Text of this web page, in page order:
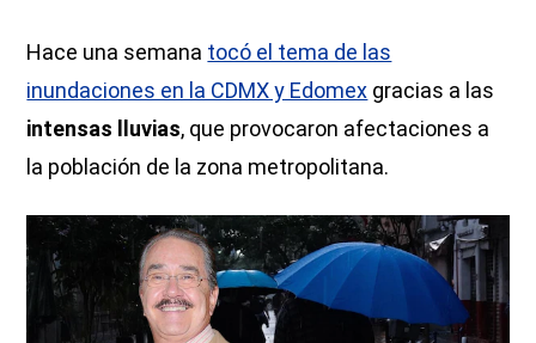
Hace una semana tocó el tema de las
inundaciones en la CDMX y Edomex gracias a las
intensas lluvias, que provocaron afectaciones a
la población de la zona metropolitana.